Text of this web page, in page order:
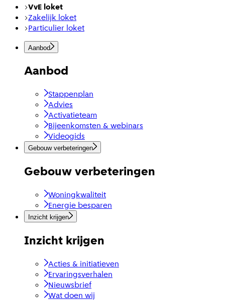
VvE loket
Zakelijk loket
Particulier loket
Aanbod
Aanbod
Stappenplan
Advies
Activatieteam
Bijeenkomsten & webinars
Videogids
Gebouw verbeteringen
Gebouw verbeteringen
Woningkwaliteit
Energie besparen
Inzicht krijgen
Inzicht krijgen
Acties & initiatieven
Ervaringsverhalen
Nieuwsbrief
Wat doen wij